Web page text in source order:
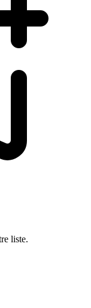
liste.